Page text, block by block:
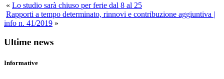
« Lo studio sarà chiuso per ferie dal 8 al 25
Rapporti a tempo determinato, rinnovi e contribuzione aggiuntiva |
info n. 41/2019 »
Ultime news
Informative